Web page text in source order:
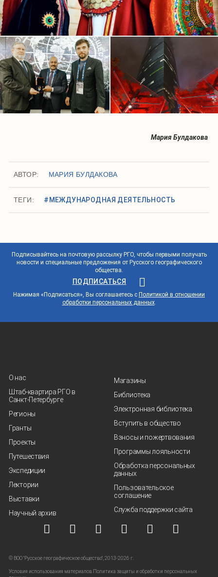
Мария Булдакова
АВТОР: МАРИЯ БУЛДАКОВА
ТЕГИ: #МЕЖДУНАРОДНАЯ ДЕЯТЕЛЬНОСТЬ
Подписывайтесь на почтовую рассылку РГО, чтобы первыми получать
новости и специальные предложения от Русского географического
общества.
ПОДПИСАТЬСЯ
Нажимая «Подписаться», Вы соглашаетесь с Политикой в отношении
обработки персональных данных.
О нас
Штаб-квартира РГО в
Санкт‑Петербурге
Регионы
Гранты
Проекты
Путешествия
Экспедиции
Лектории
Выставки
Научный архив
Магазины
Библиотека
Электронная библиотека
Вступить в общество
Взносы и пожертвования
Программы лояльности
Обработка персональных
данных
Пользовательское
соглашение
Служба поддержки сайта
© ВОО "Русское географическое общество", 2013-2026 г.
Условия использования материалов Политика защиты и обработки персональных